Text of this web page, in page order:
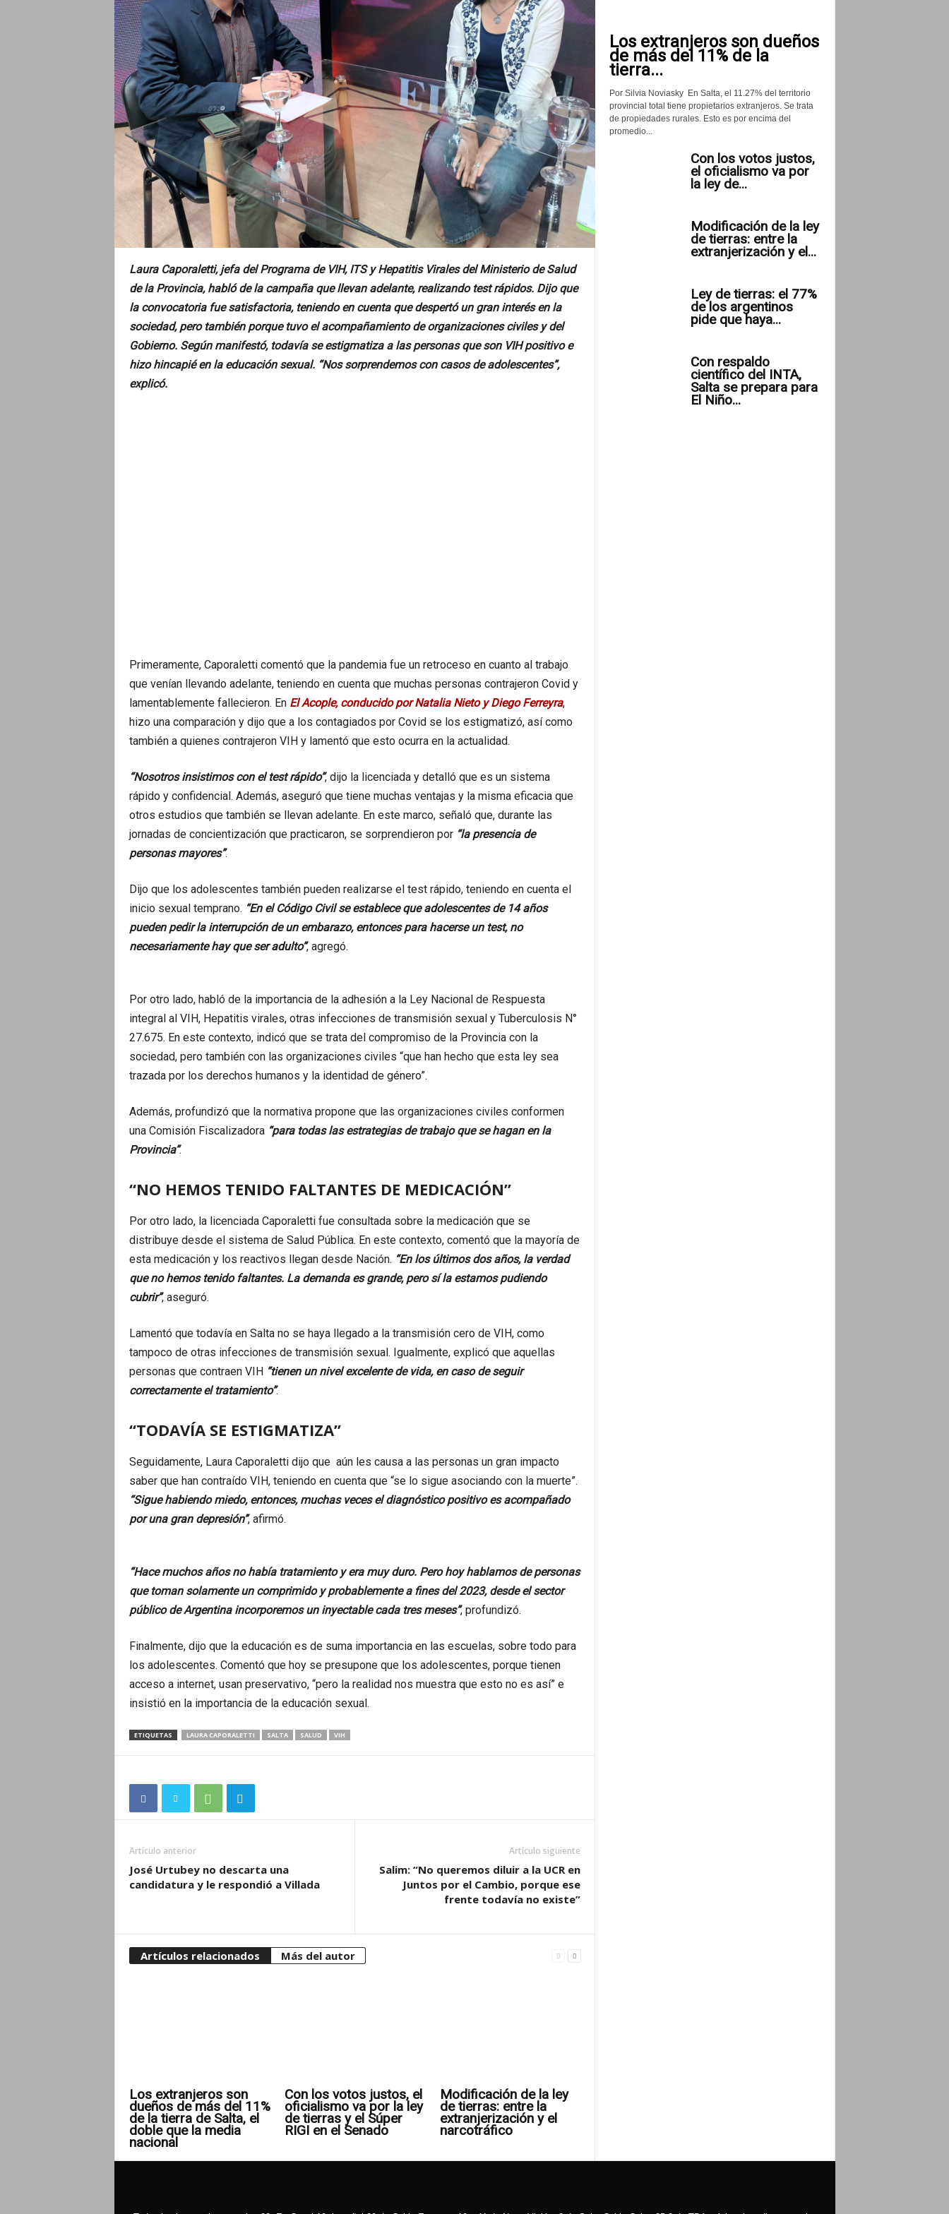
Laura Caporaletti, jefa del Programa de VIH, ITS y Hepatitis Virales del Ministerio de Salud
de la Provincia, habló de la campaña que llevan adelante, realizando test rápidos. Dijo que
la convocatoria fue satisfactoria, teniendo en cuenta que despertó un gran interés en la
sociedad, pero también porque tuvo el acompañamiento de organizaciones civiles y del
Gobierno. Según manifestó, todavía se estigmatiza a las personas que son VIH positivo e
hizo hincapié en la educación sexual. “Nos sorprendemos con casos de adolescentes”,
explicó.
Primeramente, Caporaletti comentó que la pandemia fue un retroceso en cuanto al trabajo
que venían llevando adelante, teniendo en cuenta que muchas personas contrajeron Covid y
lamentablemente fallecieron. En El Acople, conducido por Natalia Nieto y Diego Ferreyra,
hizo una comparación y dijo que a los contagiados por Covid se los estigmatizó, así como
también a quienes contrajeron VIH y lamentó que esto ocurra en la actualidad.
“Nosotros insistimos con el test rápido”, dijo la licenciada y detalló que es un sistema
rápido y confidencial. Además, aseguró que tiene muchas ventajas y la misma eficacia que
otros estudios que también se llevan adelante. En este marco, señaló que, durante las
jornadas de concientización que practicaron, se sorprendieron por “la presencia de
personas mayores”.
Dijo que los adolescentes también pueden realizarse el test rápido, teniendo en cuenta el
inicio sexual temprano. “En el Código Civil se establece que adolescentes de 14 años
pueden pedir la interrupción de un embarazo, entonces para hacerse un test, no
necesariamente hay que ser adulto”, agregó.
Por otro lado, habló de la importancia de la adhesión a la Ley Nacional de Respuesta
integral al VIH, Hepatitis virales, otras infecciones de transmisión sexual y Tuberculosis N°
27.675. En este contexto, indicó que se trata del compromiso de la Provincia con la
sociedad, pero también con las organizaciones civiles “que han hecho que esta ley sea
trazada por los derechos humanos y la identidad de género”.
Además, profundizó que la normativa propone que las organizaciones civiles conformen
una Comisión Fiscalizadora “para todas las estrategias de trabajo que se hagan en la
Provincia”.
“NO HEMOS TENIDO FALTANTES DE MEDICACIÓN”
Por otro lado, la licenciada Caporaletti fue consultada sobre la medicación que se
distribuye desde el sistema de Salud Pública. En este contexto, comentó que la mayoría de
esta medicación y los reactivos llegan desde Nación. “En los últimos dos años, la verdad
que no hemos tenido faltantes. La demanda es grande, pero sí la estamos pudiendo
cubrir”, aseguró.
Lamentó que todavía en Salta no se haya llegado a la transmisión cero de VIH, como
tampoco de otras infecciones de transmisión sexual. Igualmente, explicó que aquellas
personas que contraen VIH “tienen un nivel excelente de vida, en caso de seguir
correctamente el tratamiento”.
“TODAVÍA SE ESTIGMATIZA”
Seguidamente, Laura Caporaletti dijo que aún les causa a las personas un gran impacto
saber que han contraído VIH, teniendo en cuenta que “se lo sigue asociando con la muerte”.
“Sigue habiendo miedo, entonces, muchas veces el diagnóstico positivo es acompañado
por una gran depresión”, afirmó.
“Hace muchos años no había tratamiento y era muy duro. Pero hoy hablamos de personas
que toman solamente un comprimido y probablemente a fines del 2023, desde el sector
público de Argentina incorporemos un inyectable cada tres meses”, profundizó.
Finalmente, dijo que la educación es de suma importancia en las escuelas, sobre todo para
los adolescentes. Comentó que hoy se presupone que los adolescentes, porque tienen
acceso a internet, usan preservativo, “pero la realidad nos muestra que esto no es así” e
insistió en la importancia de la educación sexual.
ETIQUETAS LAURA CAPORALETTI SALTA SALUD VIH
Artículo anterior
José Urtubey no descarta una
candidatura y le respondió a Villada
Artículo siguiente
Salim: “No queremos diluir a la UCR en
Juntos por el Cambio, porque ese
frente todavía no existe”
Artículos relacionados Más del autor
Los extranjeros son
dueños de más del 11%
de la tierra de Salta, el
doble que la media
nacional
Con los votos justos, el
oficialismo va por la ley
de tierras y el Súper
RIGI en el Senado
Modificación de la ley
de tierras: entre la
extranjerización y el
narcotráfico
Los extranjeros son dueños
de más del 11% de la
tierra...
Por Silvia Noviasky En Salta, el 11.27% del territorio
provincial total tiene propietarios extranjeros. Se trata
de propiedades rurales. Esto es por encima del
promedio...
Con los votos justos,
el oficialismo va por
la ley de...
Modificación de la ley
de tierras: entre la
extranjerización y el...
Ley de tierras: el 77%
de los argentinos
pide que haya...
Con respaldo
científico del INTA,
Salta se prepara para
El Niño...